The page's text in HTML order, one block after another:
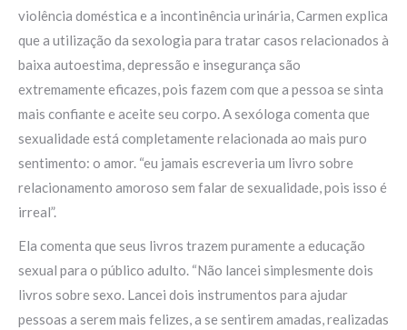
violência doméstica e a incontinência urinária, Carmen explica
que a utilização da sexologia para tratar casos relacionados à
baixa autoestima, depressão e insegurança são
extremamente eficazes, pois fazem com que a pessoa se sinta
mais confiante e aceite seu corpo. A sexóloga comenta que
sexualidade está completamente relacionada ao mais puro
sentimento: o amor. “eu jamais escreveria um livro sobre
relacionamento amoroso sem falar de sexualidade, pois isso é
irreal”.
Ela comenta que seus livros trazem puramente a educação
sexual para o público adulto. “Não lancei simplesmente dois
livros sobre sexo. Lancei dois instrumentos para ajudar
pessoas a serem mais felizes, a se sentirem amadas, realizadas